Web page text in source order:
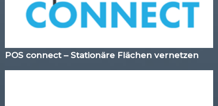
POS connect – Stationäre Flächen vernetzen